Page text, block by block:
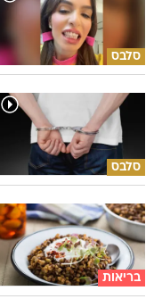
סלבס
סלבס
בריאות